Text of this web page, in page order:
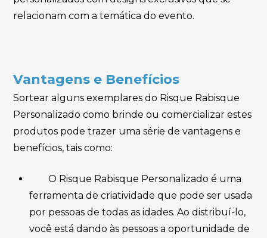
relacionam com a temática do evento.
Vantagens e Benefícios
Sortear alguns exemplares do Risque Rabisque
Personalizado como brinde ou comercializar estes
produtos pode trazer uma série de vantagens e
benefícios, tais como:
O Risque Rabisque Personalizado é uma
ferramenta de criatividade que pode ser usada
por pessoas de todas as idades. Ao distribuí-lo,
você está dando às pessoas a oportunidade de